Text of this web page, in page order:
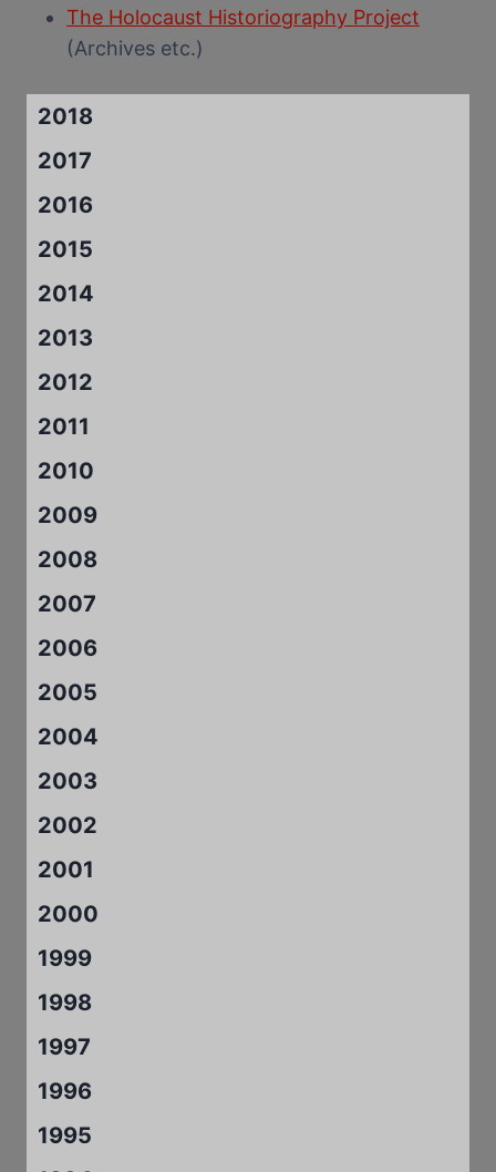
The Holocaust Historiography Project
(Archives etc.)
2018
2017
2016
2015
2014
2013
2012
2011
2010
2009
2008
2007
2006
2005
2004
2003
2002
2001
2000
1999
1998
1997
1996
1995